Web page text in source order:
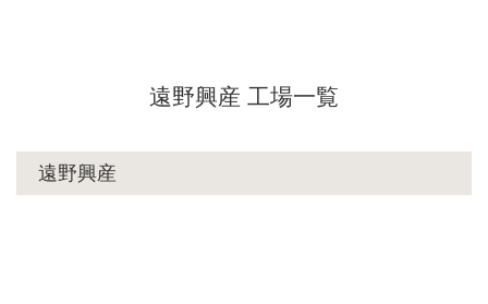
遠野興産 工場一覧
遠野興産